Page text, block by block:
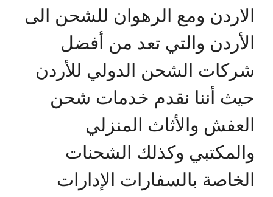
الاردن ومع الرهوان للشحن الى
الأردن والتي تعد من أفضل
شركات الشحن الدولي للأردن
حيث أننا نقدم خدمات شحن
العفش والأثاث المنزلي
والمكتبي وكذلك الشحنات
الخاصة بالسفارات الإدارات